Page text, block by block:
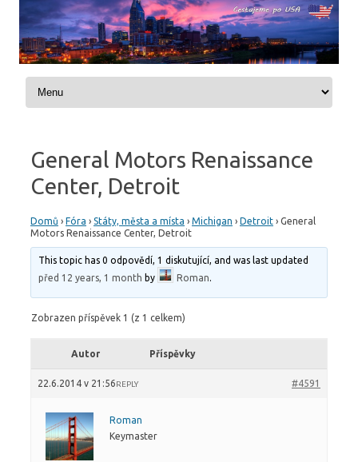
Skip to content
General Motors Renaissance
Center, Detroit
Domů › Fóra › Státy, města a místa › Michigan › Detroit › General
Motors Renaissance Center, Detroit
This topic has 0 odpovědí, 1 diskutující, and was last updated
před 12 years, 1 month by Roman.
Zobrazen příspěvek 1 (z 1 celkem)
Autor Příspěvky
22.6.2014 v 21:56 #4591
REPLY
Roman
Keymaster